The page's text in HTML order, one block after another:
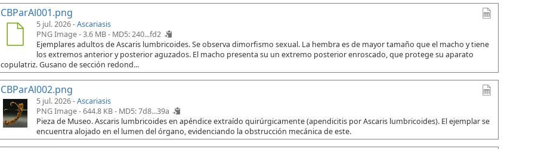
CBParAl001.png
5 jul. 2026 -Ascariasis
PNG Image - 3.6 MB - MD5: 240...fd2
Ejemplares adultos de Ascaris lumbricoides. Se observa dimorfismo sexual. La hembra es de mayor tamaño que el macho y tiene
los extremos anterior y posterior aguzados. El macho presenta su un extremo posterior enroscado, que protege su aparato
copulatriz. Gusano de sección redond...
CBParAl002.png
5 jul. 2026 -Ascariasis
PNG Image - 644.8 KB - MD5: 7d8...39a
Pieza de Museo. Ascaris lumbricoides en apéndice extraído quirúrgicamente (apendicitis por Ascaris lumbricoides). El ejemplar se
encuentra alojado en el lumen del órgano, evidenciando la obstrucción mecánica de este.